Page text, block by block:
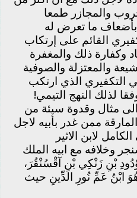
والمجازر طمعا
ما تعرض له
القائم على إرتكاب
وكفارة ذلك والمغفرة
والمعتزلة والصوفية
التكفيري الذي ارتكب
لذلك النهج التيمي!
مثال وقدوة سيئة من
ممن غدر بأبيه لاجل
لابن الاثير
وخلافه مع ابيه الملك
بْنِ زَنْكِي بْنِ آقْسُنْقُرَ،
ابْنُ عَمِّ نُورِ الدِّينِ حيث